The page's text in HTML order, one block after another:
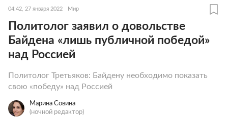
04:42, 27 января 2022 Мир
Политолог заявил о довольстве
Байдена «лишь публичной победой»
над Россией
Политолог Третьяков: Байдену необходимо показать
свою «победу» над Россией
Марина Совина
(ночной редактор)